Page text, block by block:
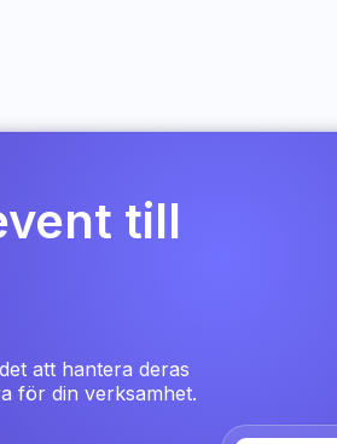
till
att hantera deras
för din verksamhet.